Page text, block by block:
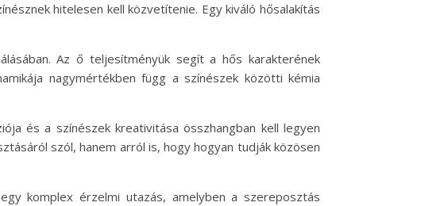
hitelesen kell közvetítenie. Egy kiváló hősalakítás
Az ő teljesítményük segít a hős karakterének
nagymértékben függ a színészek közötti kémia
és a színészek kreativitása összhangban kell legyen
szól, hanem arról is, hogy hogyan tudják közösen
komplex érzelmi utazás, amelyben a szereposztás